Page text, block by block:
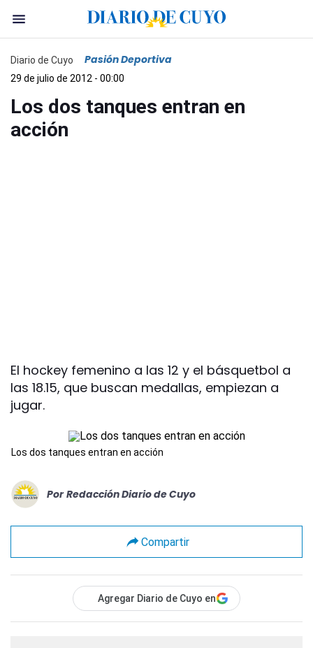
Diario de Cuyo Pasión Deportiva
29 de julio de 2012 - 00:00
Los dos tanques entran en
acción
El hockey femenino a las 12 y el básquetbol a
las 18.15, que buscan medallas, empiezan a
jugar.
Los dos tanques entran en acción
Por Redacción Diario de Cuyo
Compartir
Agregar Diario de Cuyo en